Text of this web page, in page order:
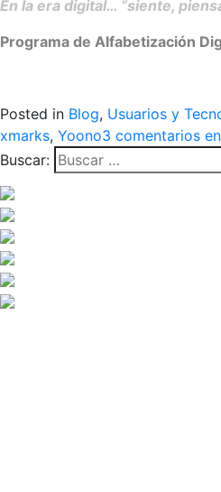
En la era digital… “siente,
Programa de Alfabetización
Posted in Blog, Usuarios y
xmarks, Yoono3 comentarios
Buscar: